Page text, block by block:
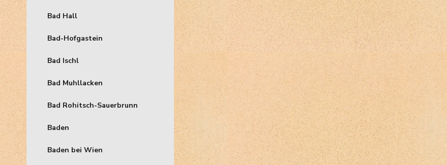
Bad Hall
Bad-Hofgastein
Bad Ischl
Bad Muhllacken
Bad Rohitsch-Sauerbrunn
Baden
Baden bei Wien